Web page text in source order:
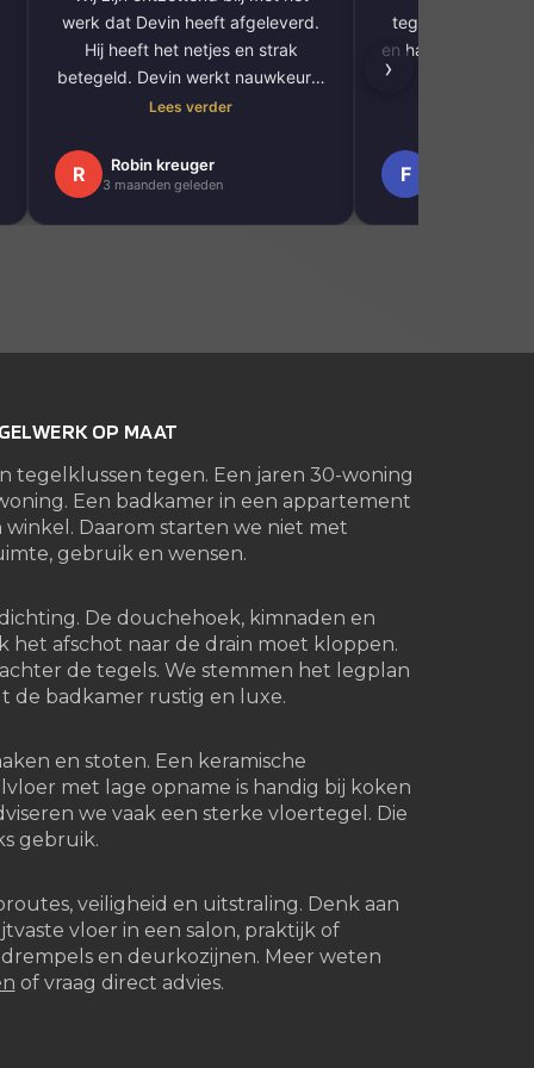
werk dat Devin heeft afgeleverd.
Hij heeft het netjes en strak
betegeld. Devin werkt nauwkeurig
, denkt mee en levert echt
aan voor iedereen die opzoek is
naar een goede en betrouwbare
Lees verder
R Robin kreuger
3 maanden geleden
tegelwerk.
en hartstikke snel
F
›
OP MAAT
tegelklussen tegen. Een jaren 30-woning
Een badkamer in een appartement
Daarom starten we niet met
gebruik en wensen.
De douchehoek, kimnaden en
afschot naar de drain moet kloppen.
de tegels. We stemmen het legplan
de badkamer rustig en luxe.
en stoten. Een keramische
met lage opname is handig bij koken
we vaak een sterke vloertegel. Die
gebruik.
veiligheid en uitstraling. Denk aan
vloer in een salon, praktijk of
en deurkozijnen. Meer weten
of vraag direct advies.